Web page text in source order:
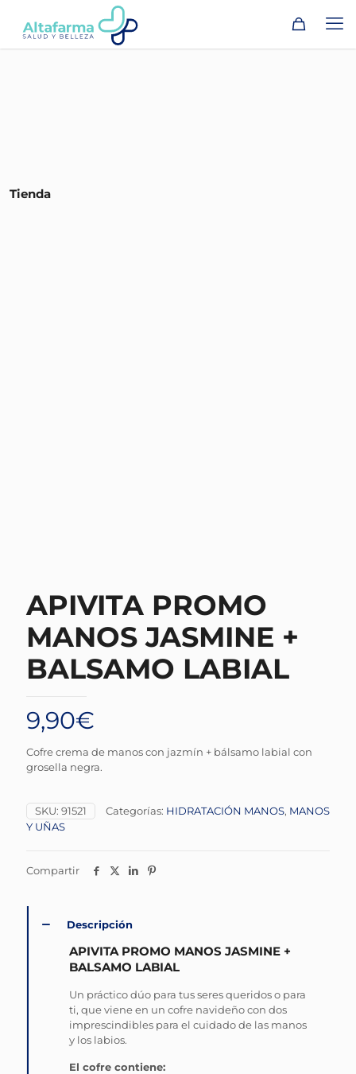
Tienda
APIVITA PROMO
MANOS JASMINE +
BALSAMO LABIAL
9,90€
Cofre crema de manos con jazmín + bálsamo labial con
grosella negra.
SKU: 91521 Categorías: HIDRATACIÓN MANOS, MANOS
Y UÑAS
Compartir
Descripción
APIVITA PROMO MANOS JASMINE +
BALSAMO LABIAL
Un práctico dúo para tus seres queridos o para
ti, que viene en un cofre navideño con dos
imprescindibles para el cuidado de las manos
y los labios.
El cofre contiene: